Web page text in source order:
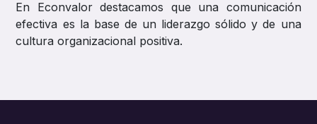
En Econvalor destacamos que una comunicación
efectiva es la base de un liderazgo sólido y de una
cultura organizacional positiva.